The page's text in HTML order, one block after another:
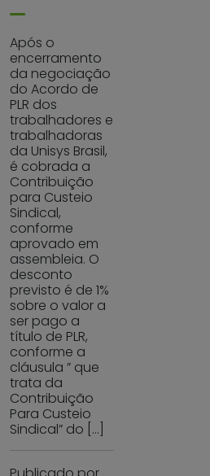
Após o
encerramento
da negociação
do Acordo de
PLR dos
trabalhadores e
trabalhadoras
da Unisys Brasil,
é cobrada a
Contribuição
para Custeio
Sindical,
conforme
aprovado em
assembleia. O
desconto
previsto é de 1%
sobre o valor a
ser pago a
título de PLR,
conforme a
cláusula ” que
trata da
Contribuição
Para Custeio
Sindical” do […]